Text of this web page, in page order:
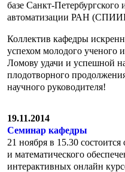
базе Санкт-
автоматизации РАН
Коллектив кафедры
успехом молодого ученого
Ломову удачи и успешной
плодотворного
научного руководителя!
19.11.2014
Семинар кафедры
21 ноября в 15.30
и математического
интерактивных онлайн